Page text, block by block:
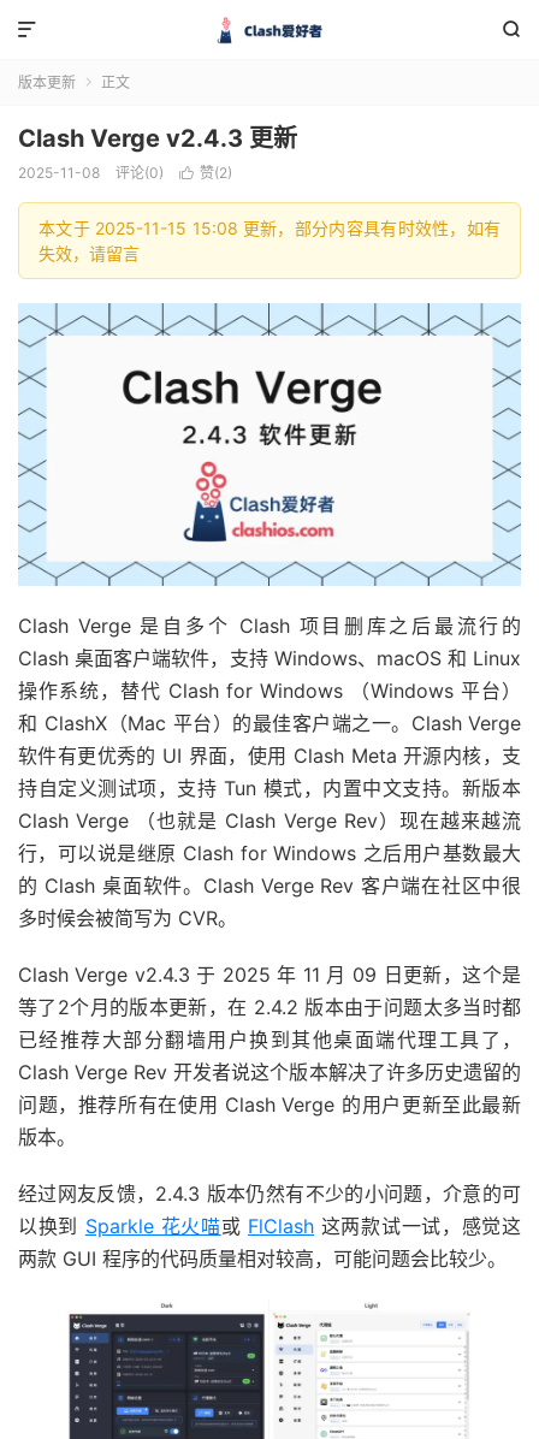


版本更新  正文
Clash Verge v2.4.3 更新
2025-11-08 评论(0)  赞(2)
本文于 2025-11-15 15:08 更新，部分内容具有时效性，如有
失效，请留言
Clash Verge 是自多个 Clash 项目删库之后最流行的
Clash 桌面客户端软件，支持 Windows、macOS 和 Linux
操作系统，替代 Clash for Windows （Windows 平台）
和 ClashX（Mac 平台）的最佳客户端之一。Clash Verge
软件有更优秀的 UI 界面，使用 Clash Meta 开源内核，支
持自定义测试项，支持 Tun 模式，内置中文支持。新版本
Clash Verge （也就是 Clash Verge Rev）现在越来越流
行，可以说是继原 Clash for Windows 之后用户基数最大
的 Clash 桌面软件。Clash Verge Rev 客户端在社区中很
多时候会被简写为 CVR。
Clash Verge v2.4.3 于 2025 年 11 月 09 日更新，这个是
等了2个月的版本更新，在 2.4.2 版本由于问题太多当时都
已经推荐大部分翻墙用户换到其他桌面端代理工具了，
Clash Verge Rev 开发者说这个版本解决了许多历史遗留的
问题，推荐所有在使用 Clash Verge 的用户更新至此最新
版本。
经过网友反馈，2.4.3 版本仍然有不少的小问题，介意的可
以换到 Sparkle 花火喵或 FlClash 这两款试一试，感觉这
两款 GUI 程序的代码质量相对较高，可能问题会比较少。